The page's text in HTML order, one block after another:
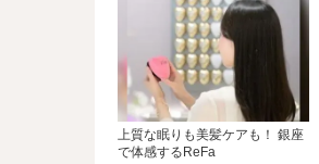
上質な眠りも美髪ケアも！ 銀座
で体感するReFa